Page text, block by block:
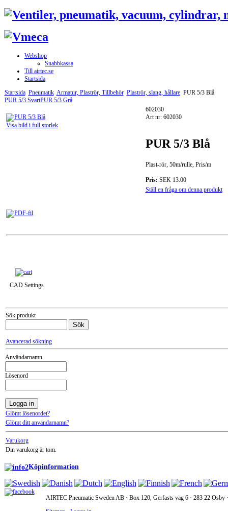
Webshop
Snabbkassa
Till airtec.se
Startsida
Startsida Pneumatik Armatur, Plaströr, Tillbehör Plaströr, slang, hållare PUR 5/3 Blå
PUR 5/3 SvartPUR 5/3 Grå
Visa bild i full storlek
602030
Art nr: 602030
PUR 5/3 Blå
Plast-rör, 50m/rulle, Pris/m
Pris: SEK 13.00
Ställ en fråga om denna produkt
CAD Settings
Sök produkt
Avancerad sökning
Användarnamn
Lösenord
Glömt lösenordet?
Glömt ditt användarnamn?
Varukorg
Din varukorg är tom.
Köpinformation
AIRTEC Pneumatic Sweden AB · Box 120, Gerfasts väg 6 · 283 22